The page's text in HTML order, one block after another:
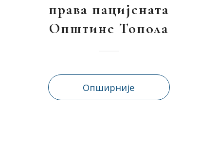
права пацијената
Општине Топола
Опширније